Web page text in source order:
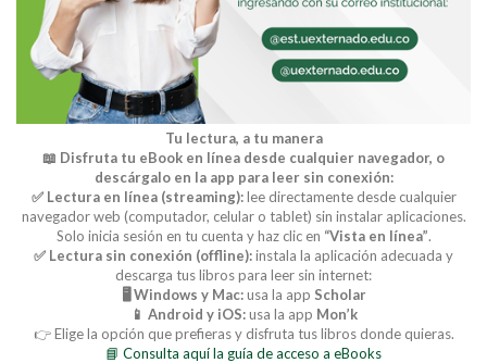
Tu lectura, a tu manera
📖 Disfruta tu eBook en línea desde cualquier navegador, o
descárgalo en la app para leer sin conexión:
✅ Lectura en línea (streaming):lee directamente desde cualquier
navegador web (computador, celular o tablet) sin instalar aplicaciones.
Solo inicia sesión en tu cuenta y haz clic en “Vista en línea”.
✅ Lectura sin conexión (offline):instala la aplicación adecuada y
descarga tus libros para leer sin internet:
🖥️ Windows y Mac:usa la app Scholar
📱 Android y iOS:usa la app Mon’k
👉 Elige la opción que prefieras y disfruta tus libros donde quieras.
📘 Consulta aquí la guía de acceso a eBooks